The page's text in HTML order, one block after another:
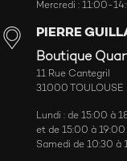
Mercredi : 11:00-
PIERRE
Boutique
11 Rue Cantegril
31000 TOULOUSE
Lundi : de 15:00 à
et de 15:00 à 19:00
Samedi de 10:30 à